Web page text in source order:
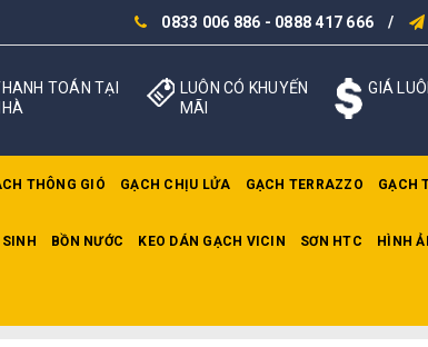
0833 006 886 - 0888 417 666 /
TOÁN TẠI
LUÔN CÓ KHUYẾN
MÃI
GIÁ
THÔNG GIÓ GẠCH CHỊU LỬA GẠCH TERRAZZO GẠCH
BỒN NƯỚC KEO DÁN GẠCH VICIN SƠN HTC HÌNH